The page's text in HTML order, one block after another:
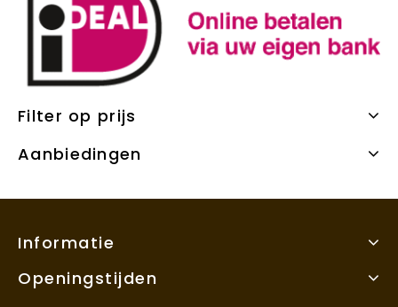
Filter op prijs
Aanbiedingen
Informatie
Openingstijden